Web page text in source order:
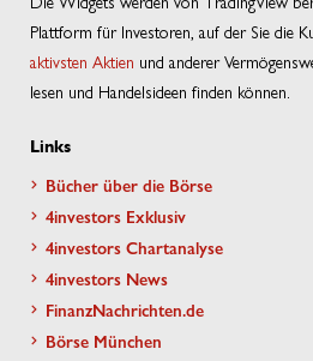
Plattform für Investoren, auf der Sie die
aktivsten Aktien und anderer
lesen und Handelsideen finden können.
Links
Bücher über die Börse
4investors Exklusiv
4investors Chartanalyse
4investors News
FinanzNachrichten.de
Börse München